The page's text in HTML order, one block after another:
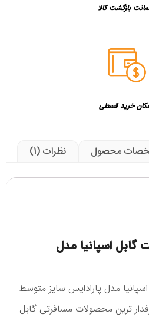
بازگشت کالا
خرید قسطی
محصول نظرات (1)
اسپانیا مدل
مدل پارادایس سایز متوسط
ترین محصولات مسافرتی گابل